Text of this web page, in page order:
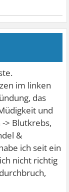
im linken
das
und
> Blutkrebs,
&
ich seit ein
nicht richtig